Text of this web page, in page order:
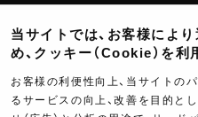
ヨシムラTV
イベント情報
イベントスケジュール
当サイトでは、お客様によ
め、クッキー（Cookie）を利
お客様の利便性向上、当サイトの
るサービスの向上、改善を目的と